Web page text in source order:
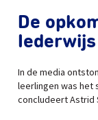
De
Iederwijs
In de media
leerlingen was het
concludeert Astrid